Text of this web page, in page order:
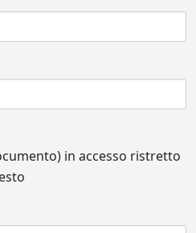
in accesso ristretto